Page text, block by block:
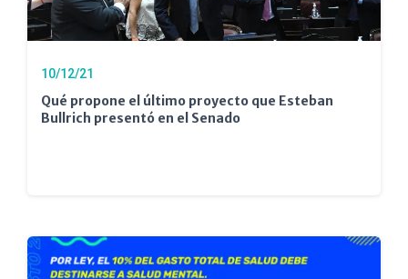
10/12/21
Qué propone el último proyecto que Esteban
Bullrich presentó en el Senado